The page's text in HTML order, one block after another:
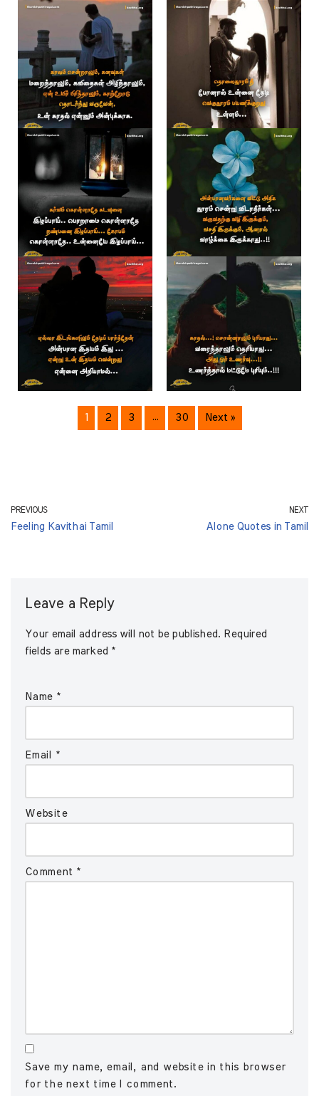
1 2 3 … 30 Next »
PREVIOUS
Feeling Kavithai Tamil
NEXT
Alone Quotes in Tamil
Leave a Reply
Your email address will not be published. Required
fields are marked *
Name *
Email *
Website
Comment *
Save my name, email, and website in this browser
for the next time I comment.